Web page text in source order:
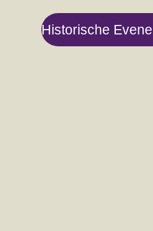
Historische